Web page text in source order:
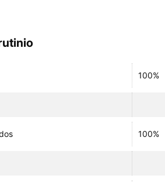
100%
100%